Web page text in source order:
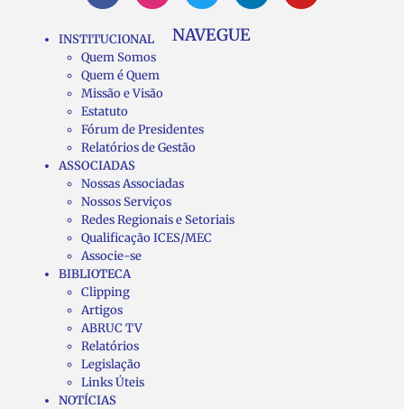
NAVEGUE
INSTITUCIONAL
Quem Somos
Quem é Quem
Missão e Visão
Estatuto
Fórum de Presidentes
Relatórios de Gestão
ASSOCIADAS
Nossas Associadas
Nossos Serviços
Redes Regionais e Setoriais
Qualificação ICES/MEC
Associe-se
BIBLIOTECA
Clipping
Artigos
ABRUC TV
Relatórios
Legislação
Links Úteis
NOTÍCIAS